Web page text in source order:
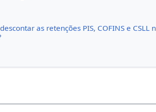
as retenções PIS, COFINS e CSLL